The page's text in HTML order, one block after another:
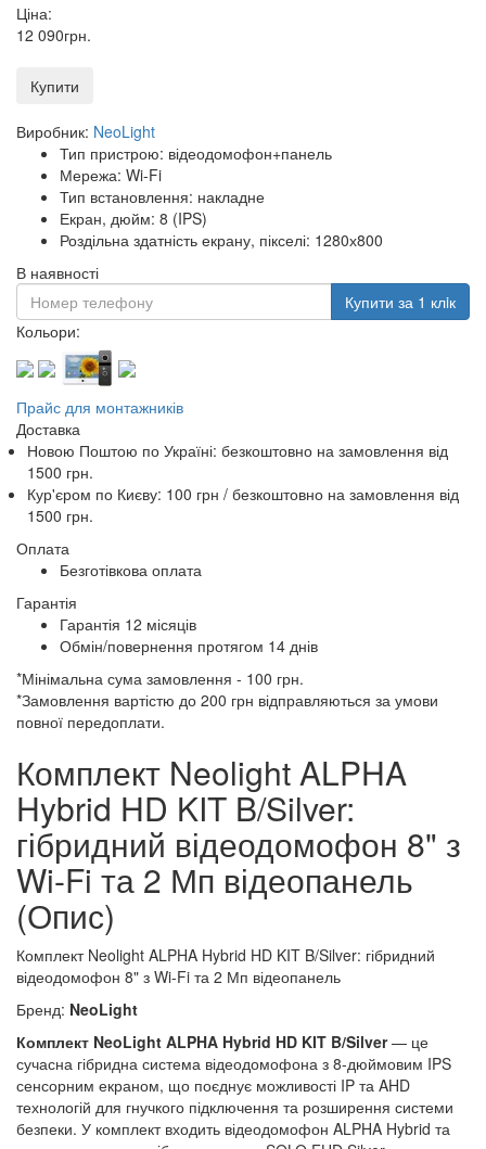
Ціна:
12 090грн.
Купити
Виробник: NeoLight
Тип пристрою: відеодомофон+панель
Мережа: Wi-Fi
Тип встановлення: накладне
Екран, дюйм: 8 (IPS)
Роздільна здатність екрану, пікселі: 1280х800
В наявності
Купити за 1 клiк
Кольори:
Прайс для монтажників
Доставка
Новою Поштою по Україні: безкоштовно на замовлення від
1500 грн.
Кур'єром по Києву: 100 грн / безкоштовно на замовлення від
1500 грн.
Оплата
Безготівкова оплата
Гарантія
Гарантія 12 місяців
Обмін/повернення протягом 14 днів
*Мінімальна сума замовлення - 100 грн.
*Замовлення вартістю до 200 грн відправляються за умови
повної передоплати.
Комплект Neolight ALPHA
Hybrid HD KIT B/Silver:
гібридний відеодомофон 8" з
Wi-Fi та 2 Мп відеопанель
(Опис)
Комплект Neolight ALPHA Hybrid HD KIT B/Silver: гібридний
відеодомофон 8" з Wi-Fi та 2 Мп відеопанель
Бренд: NeoLight
Комплект NeoLight ALPHA Hybrid HD KIT B/Silver— це
сучасна гібридна система відеодомофона з 8-дюймовим IPS
сенсорним екраном, що поєднує можливості IP та AHD
технологій для гнучкого підключення та розширення системи
безпеки. У комплект входить відеодомофон ALPHA Hybrid та